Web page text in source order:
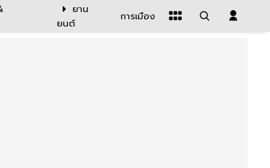
ยาน
ยนต์
การเมือง